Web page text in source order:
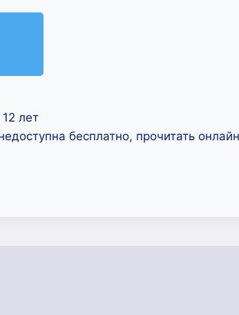
лет
бесплатно, прочитать